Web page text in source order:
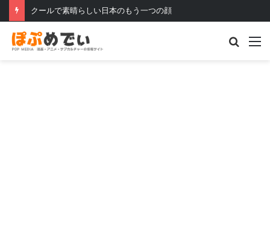
クールで素晴らしい日本のもう一つの顔
Search